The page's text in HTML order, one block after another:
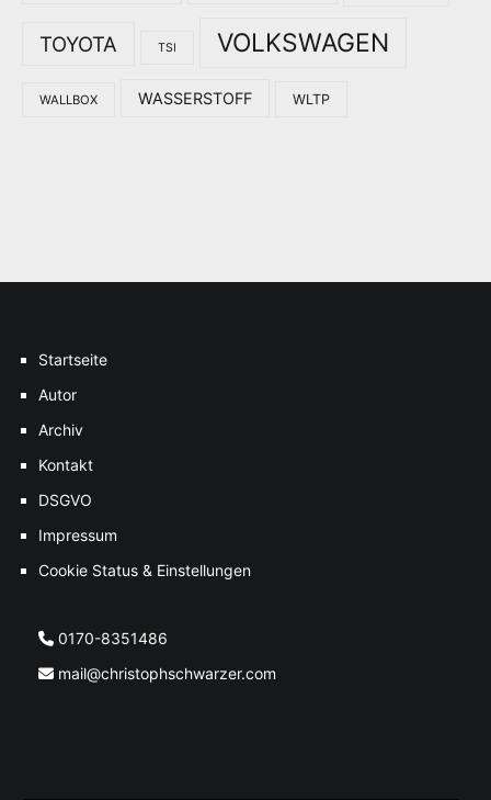
TOYOTA TSI VOLKSWAGEN
WALLBOX WASSERSTOFF WLTP
Startseite
Autor
Archiv
Kontakt
DSGVO
Impressum
Cookie Status & Einstellungen
0170-8351486
mail@christophschwarzer.com